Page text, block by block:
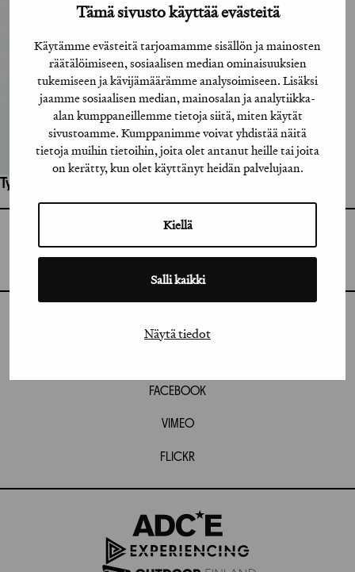
Tämä sivusto käyttää evästeitä
Käytämme evästeitä tarjoamamme sisällön ja mainosten
räätälöimiseen, sosiaalisen median ominaisuuksien
tukemiseen ja kävijämäärämme analysoimiseen. Lisäksi
jaamme sosiaalisen median, mainosalan ja analytiikka-
alan kumppaneillemme tietoja siitä, miten käytät
sivustoamme. Kumppanimme voivat yhdistää näitä
tietoja muihin tietoihin, joita olet antanut heille tai joita
on kerätty, kun olet käyttänyt heidän palvelujaan.
Kiellä
Salli kaikki
Näytä tiedot
Työhön osallistuneet henkilöt / tahot:
GRAFIA(AT)GRAFIA.FI
INSTAGRAM
FACEBOOK
VIMEO
FLICKR